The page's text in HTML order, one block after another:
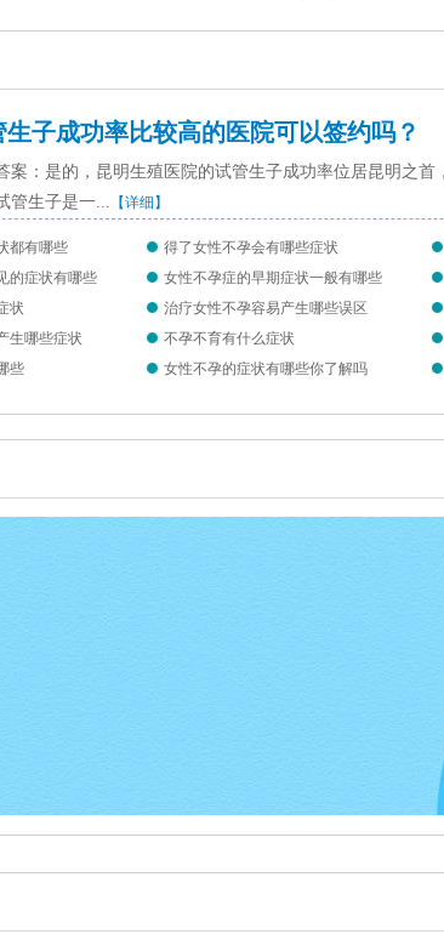
生子成功率比较高的医院可以签约吗？
：是的，昆明生殖医院的试管生子成功率位居昆明之
生子是一...
【详细】
都有哪些 得了女性不孕会有哪些症状
的症状有哪些 女性不孕症的早期症状一般有哪些
状 治疗女性不孕容易产生哪些误区
状
生哪些症状 不孕不育有什么症状
些 女性不孕的症状有哪些你了解吗